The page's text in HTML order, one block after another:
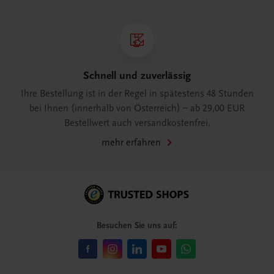
Schnell und zuverlässig
Ihre Bestellung ist in der Regel in spätestens 48 Stunden
bei Ihnen (innerhalb von Österreich) – ab 29,00 EUR
Bestellwert auch versandkostenfrei.
mehr erfahren
Besuchen Sie uns auf: